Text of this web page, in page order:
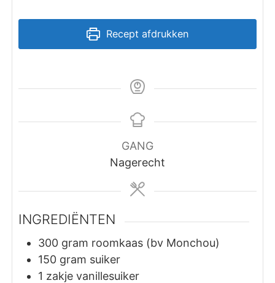
Recept afdrukken
GANG
Nagerecht
INGREDIËNTEN
300 gram roomkaas (bv Monchou)
150 gram suiker
1 zakje vanillesuiker